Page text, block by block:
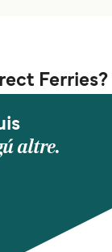
Ferries?
altre.